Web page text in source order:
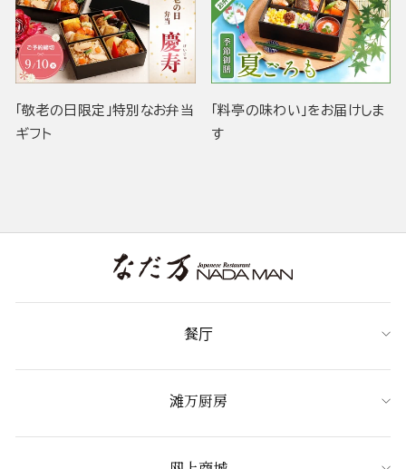
「敬老の日限定」特別なお弁当
ギフト
「料亭の味わい」をお届けしま
す
餐厅
滩万厨房